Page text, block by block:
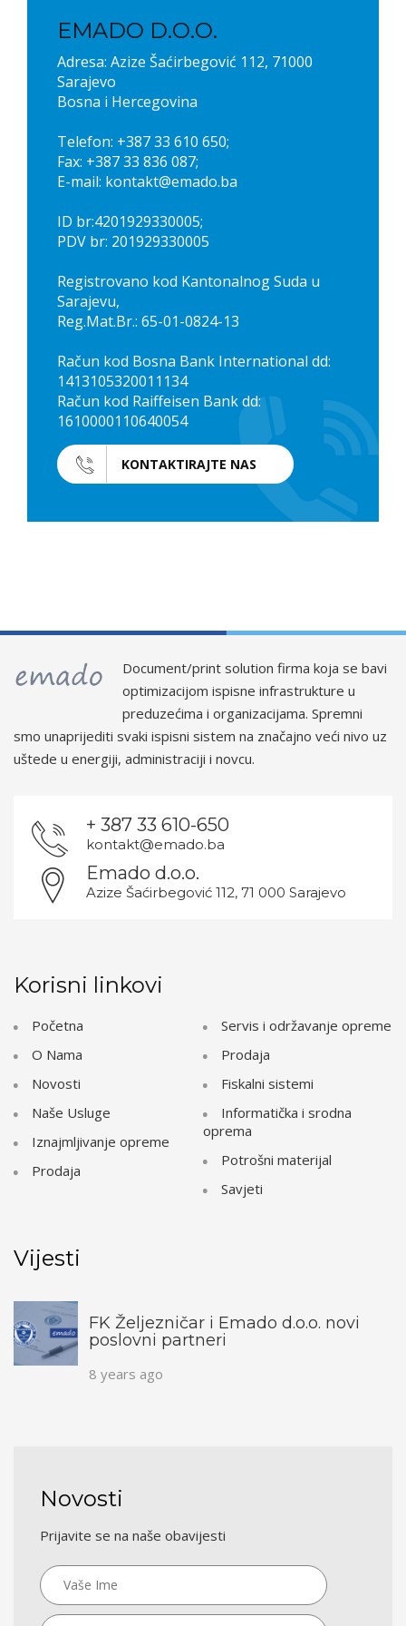
EMADO D.O.O.
Adresa: Azize Šaćirbegović 112, 71000
Sarajevo
Bosna i Hercegovina
Telefon: +387 33 610 650;
Fax: +387 33 836 087;
E-mail: kontakt@emado.ba
ID br:4201929330005;
PDV br: 201929330005
Registrovano kod Kantonalnog Suda u
Sarajevu,
Reg.Mat.Br.: 65-01-0824-13
Račun kod Bosna Bank International dd:
1413105320011134
Račun kod Raiffeisen Bank dd:
1610000110640054
KONTAKTIRAJTE NAS
Document/print solution firma koja se bavi
optimizacijom ispisne infrastrukture u
preduzećima i organizacijama. Spremni
smo unaprijediti svaki ispisni sistem na značajno veći nivo uz
uštede u energiji, administraciji i novcu.
+ 387 33 610-650
kontakt@emado.ba
Emado d.o.o.
Azize Šaćirbegović 112, 71 000 Sarajevo
Korisni linkovi
Početna
O Nama
Novosti
Naše Usluge
Iznajmljivanje opreme
Prodaja
Servis i održavanje opreme
Prodaja
Fiskalni sistemi
Informatička i srodna
oprema
Potrošni materijal
Savjeti
Vijesti
FK Željezničar i Emado d.o.o. novi
poslovni partneri
8 years ago
Novosti
Prijavite se na naše obavijesti